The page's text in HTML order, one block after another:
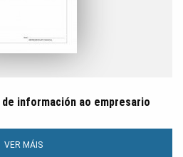
información ao empresario
VER MÁIS